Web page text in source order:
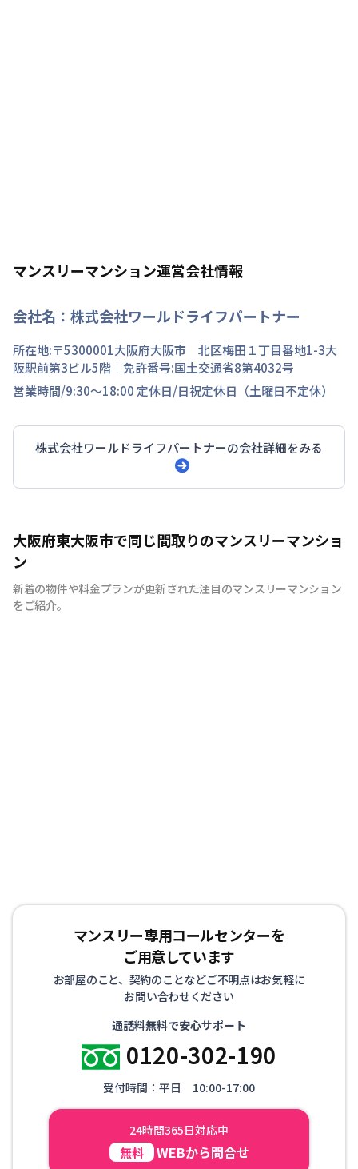
マンスリーマンション運営会社情報
会社名： 株式会社ワールドライフパートナー
所在地:〒5300001大阪府大阪市 北区梅田 １丁目番地1-3大
阪駅前第3ビル5階 ｜免許番号:国土交通省8第4032号
営業時間/9:30～18:00 定休日/日祝定休日（土曜日不定休）
株式会社ワールドライフパートナーの会社詳細をみる
大阪府東大阪市で同じ間取りのマンスリーマンショ
ン
新着の物件や料金プランが更新された注目のマンスリーマンション
をご紹介。
マンスリー専用コールセンターを
ご用意しています
お部屋のこと、契約のことなどご不明点はお気軽に
お問い合わせください
通話料無料で安心サポート
0120-302-190
受付時間：平日 10:00-17:00
24時間365日対応中
無料 WEBから問合せ